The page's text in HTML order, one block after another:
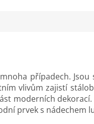
případech.
vlivům zajistí
moderních
prvek s nádechem